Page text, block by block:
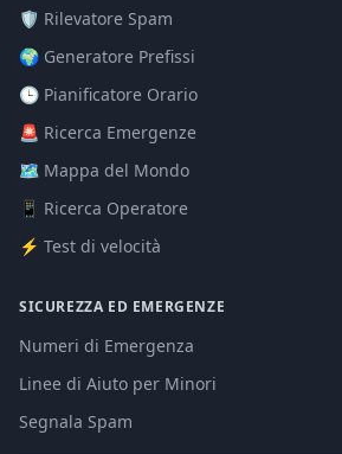
🛡️ Rilevatore Spam
🌍 Generatore Prefissi
🕒 Pianificatore Orario
🚨 Ricerca Emergenze
🗺️ Mappa del Mondo
📱 Ricerca Operatore
⚡ Test di velocità
SICUREZZA ED EMERGENZE
Numeri di Emergenza
Linee di Aiuto per Minori
Segnala Spam